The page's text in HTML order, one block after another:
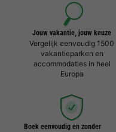
Jouw vakantie, jouw keuze
Vergelijk eenvoudig 1500
vakantieparken en
accommodaties in heel
Europa
Boek eenvoudig en zonder